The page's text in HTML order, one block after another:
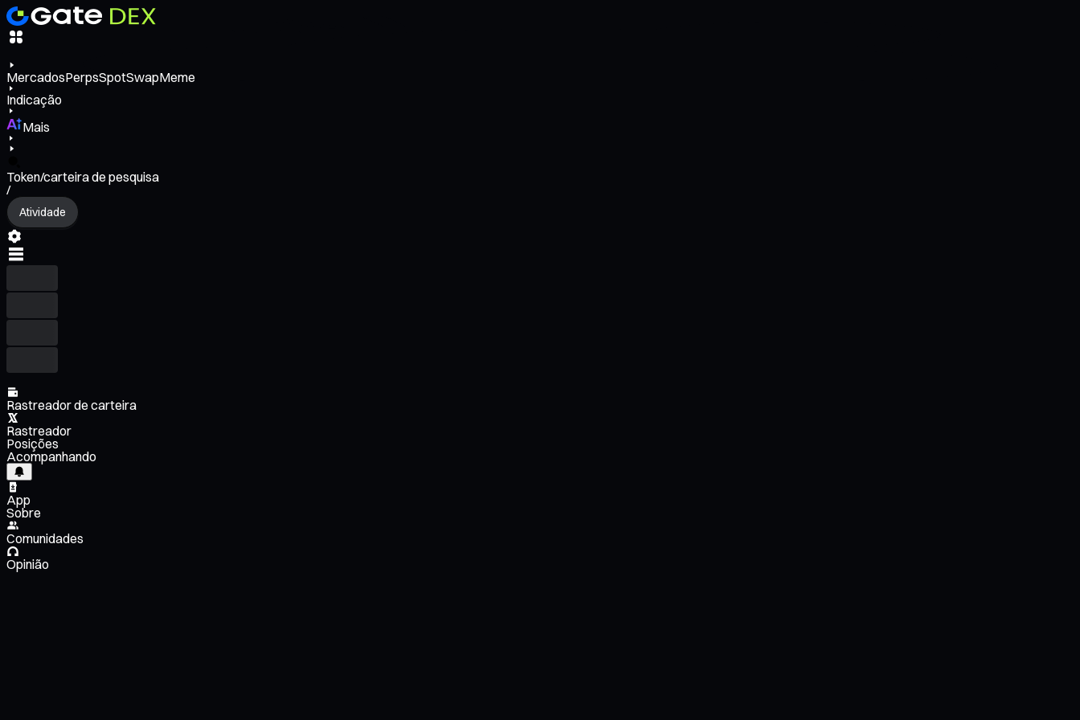
MercadosPerpsSpotSwapMeme
Indicação
Mais
Token/carteira de pesquisa
/
Atividade
Rastreador de carteira
Rastreador
Posições
Acompanhando
App
Sobre
Comunidades
Opinião